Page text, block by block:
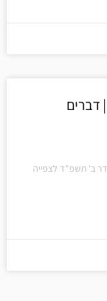
דברים
ב' תשפ"ד לצפייה